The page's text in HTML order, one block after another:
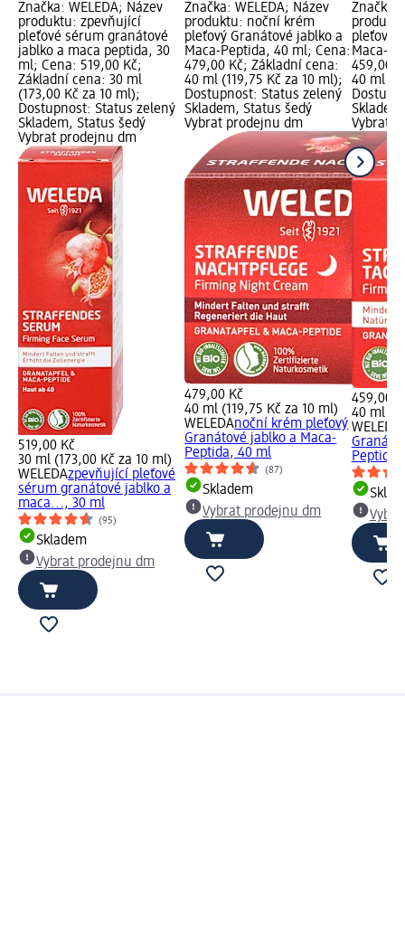
Značka: WELEDA; Název
produktu: zpevňující
pleťové sérum granátové
jablko a maca peptida, 30
ml; Cena: 519,00 Kč;
Základní cena: 30 ml
(173,00 Kč za 10 ml);
Dostupnost: Status zelený
Skladem, Status šedý
Vybrat prodejnu dm
519,00 Kč
30 ml (173,00 Kč za 10 ml)
WELEDAzpevňující pleťové
sérum granátové jablko a
maca..., 30 ml
(95)
Skladem
Vybrat prodejnu dm
Značka: WELEDA; Název
produktu: noční krém
pleťový Granátové jablko a
Maca-Peptida, 40 ml; Cena:
479,00 Kč; Základní cena:
40 ml (119,75 Kč za 10 ml);
Dostupnost: Status zelený
Skladem, Status šedý
Vybrat prodejnu dm
479,00 Kč
40 ml (119,75 Kč za 10 ml)
WELEDAnoční krém pleťový
Granátové jablko a Maca-
Peptida, 40 ml
(87)
Skladem
Vybrat prodejnu dm
Značka:
pleťový
Maca-
459,00
40 ml
Vybrat
459,00
40 ml
WELEDA
Peptida,